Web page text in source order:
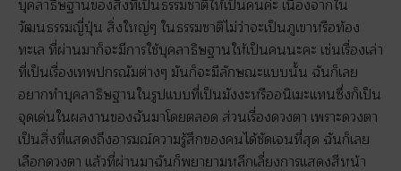
บุคลาธิษฐานของสิ่งที่เป็นธรรมชาติให้เป็นคนค่ะ เนื่องจากใน
วัฒนธรรมญี่ปุ่น สิ่งใหญ่ๆ ในธรรมชาติไม่ว่าจะเป็นภูเขาหรือท้อง
ทะเล ที่ผ่านมาก็จะมีการใช้บุคลาธิษฐานให้เป็นคนนะคะ เช่นเรื่องเล่า
ที่เป็นเรื่องเทพปกรณัมต่างๆ มันก็จะมีลักษณะแบบนั้น ฉันก็เลย
อยากทำบุคลาธิษฐานในรูปแบบที่เป็นมังงะหรืออนิเมะแทนซึ่งก็เป็น
จุดเด่นในผลงานของฉันมาโดยตลอด ส่วนเรื่องดวงตา เพราะดวงตา
เป็นสิ่งที่แสดงถึงอารมณ์ความรู้สึกของคนได้ชัดเจนที่สุด ฉันก็เลย
เลือกดวงตา แล้วที่ผ่านมาฉันก็พยายามหลีกเลี่ยงการแสดงสีหน้า